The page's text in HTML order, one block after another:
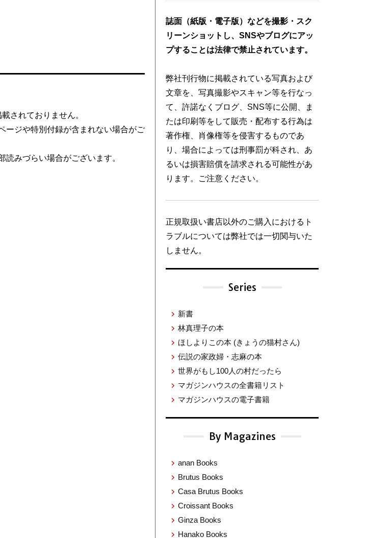
されておりません。
ージや特別付録が含まれない場合がご
みづらい場合がございます。
誌面（紙版・電子版）などを撮影・スク
リーンショットし、SNSやブログにアッ
プすることは法律で禁止されています。
弊社刊行物に掲載されている写真および
文章を、写真撮影やスキャン等を行なっ
て、許諾なくブログ、SNS等に公開、ま
たは印刷等をして販売・配布する行為は
著作権、肖像権等を侵害するものであ
り、場合によっては刑事罰が科され、あ
るいは損害賠償を請求される可能性があ
ります。ご注意ください。
正規取扱い書店以外のご購入におけるト
ラブルについては弊社では一切関与いた
しません。
Series
新書
林真理子の本
ほしよりこの本 (きょうの猫村さん)
伝説の家政婦・志麻の本
世界がもし100人の村だったら
マガジンハウスの全書籍リスト
マガジンハウスの電子書籍
By Magazines
anan Books
Brutus Books
Casa Brutus Books
Croissant Books
Ginza Books
Hanako Books